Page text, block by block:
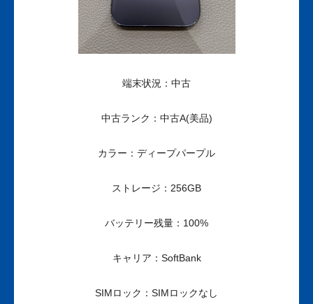
端末状況：中古
中古ランク：中古A(美品)
カラー：ディープパープル
ストレージ：256GB
バッテリー残量：100%
キャリア：SoftBank
SIMロック：SIMロックなし